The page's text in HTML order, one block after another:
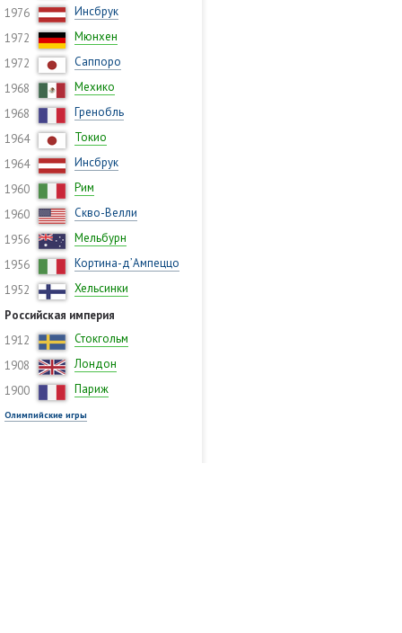
1976
Инсбрук
1972
Мюнхен
1972
Саппоро
1968
Мехико
1968
Гренобль
1964
Токио
1964
Инсбрук
1960
Рим
1960
Скво-Велли
1956
Мельбурн
1956
Кортина-д’Ампеццо
1952
Хельсинки
Российская империя
1912
Стокгольм
1908
Лондон
1900
Париж
Олимпийские игры